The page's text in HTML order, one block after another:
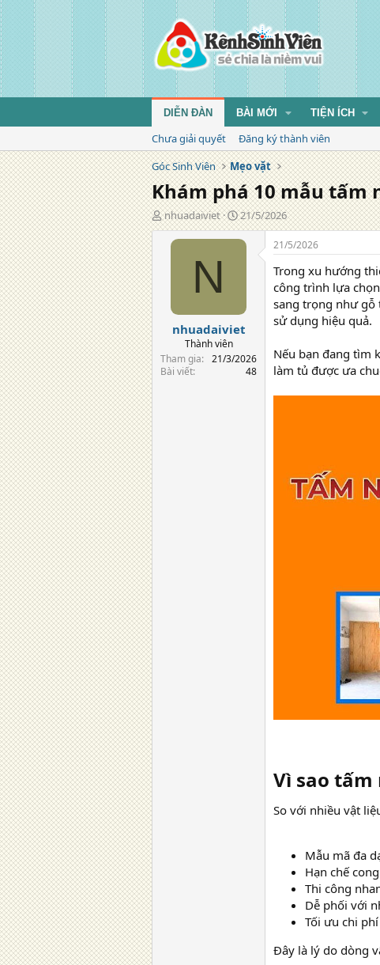
DIỄN ĐÀN BÀI MỚI TIỆN ÍCH
Chưa giải quyết
Đăng ký thành viên
Góc Sinh Viên
Mẹo vặt
Khám phá 10 mẫu tấm
T
á
nhuadaiviet
N
g
à
g
21/5/2026
N
nhuadaiviet
Thành viên
Tham gia
21/3/2026
Bài viết
48
21/5/2026
Trong xu hướng
công trình lựa
sang trọng như gỗ
sử dụng hiệu quả.
Nếu bạn đang tìm
làm tủ được ưa
Vì sao
So với nhiều vật
Mẫu mã đa
Hạn chế
Thi công
Dễ phối với
Tối ưu chi
Đây là lý do dòng